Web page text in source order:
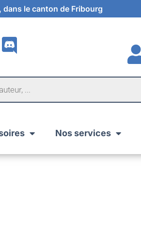
dans le canton de Fribourg
Nos services